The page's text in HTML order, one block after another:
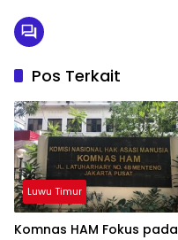
Pos Terkait
Luwu Timur
Komnas HAM Fokus pada